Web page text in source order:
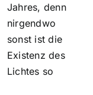
Jahres, denn
nirgendwo
sonst ist die
Existenz des
Lichtes so